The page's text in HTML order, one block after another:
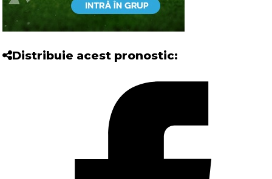
Distribuie acest pronostic: